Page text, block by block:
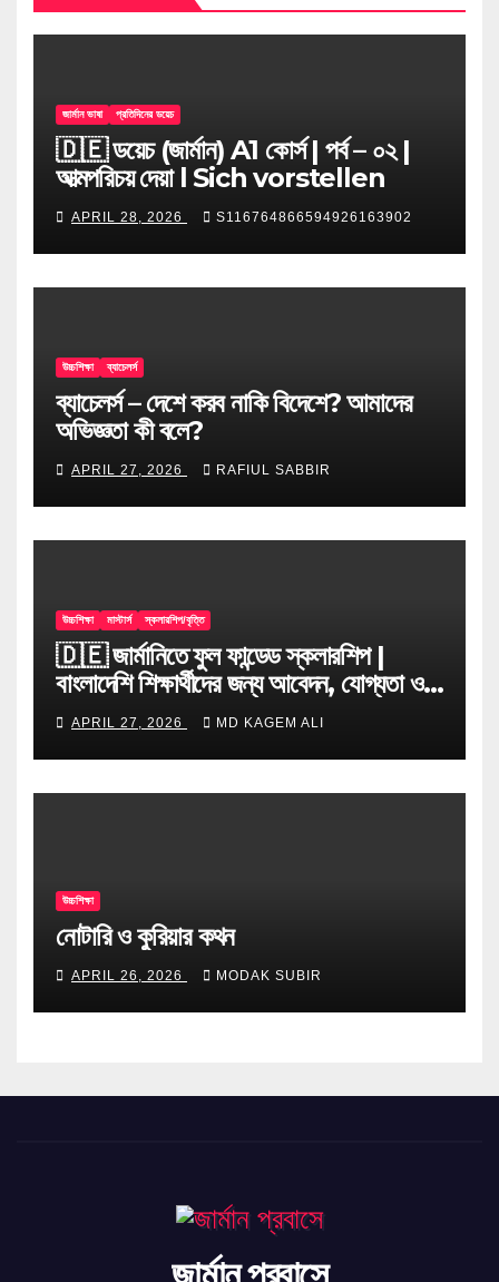
জার্মান ভাষা প্রতিদিনের ডয়েচ
🇩🇪 ডয়েচ (জার্মান) A1 কোর্স | পর্ব – ০২ |
আত্মপরিচয় দেয়া l Sich vorstellen
APRIL 28, 2026 S116764866594926163902
উচ্চশিক্ষা ব্যাচেলর্স
ব্যাচেলর্স – দেশে করব নাকি বিদেশে? আমাদের
অভিজ্ঞতা কী বলে?
APRIL 27, 2026 RAFIUL SABBIR
উচ্চশিক্ষা মাস্টার্স স্কলারশিপ/বৃত্তি
🇩🇪 জার্মানিতে ফুল ফান্ডেড স্কলারশিপ |
বাংলাদেশি শিক্ষার্থীদের জন্য আবেদন, যোগ্যতা ও
টিপস
APRIL 27, 2026 MD KAGEM ALI
উচ্চশিক্ষা
নোটারি ও কুরিয়ার কথন
APRIL 26, 2026 MODAK SUBIR